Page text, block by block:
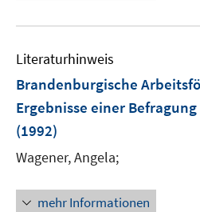
Literaturhinweis
Brandenburgische
Ergebnisse einer
(1992)
Wagener, Angela;
mehr Informationen